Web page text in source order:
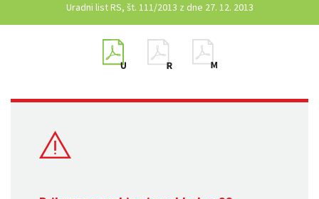
Uradni list RS, št. 111/2013 z dne 27. 12. 2013